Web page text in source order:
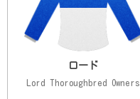
ロード
Lord Thoroughbred Owners